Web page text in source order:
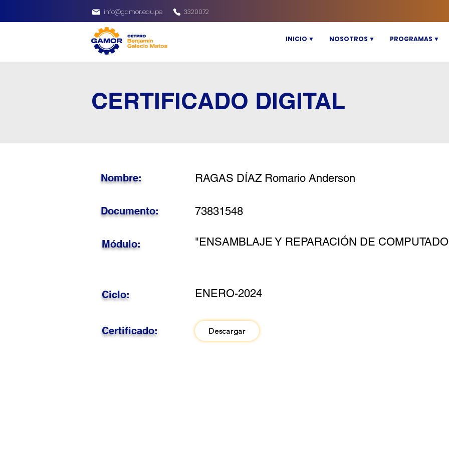
info@gamor.edu.pe 3320072
INICIO ▼ NOSOTROS ▼ PROGRAMAS ▼
CERTIFICADO DIGITAL
RAGAS DÍAZ Romario Anderson
Nombre:
73831548
Documento:
"ENSAMBLAJE Y REPARACIÓN DE
Módulo:
ENERO-2024
Ciclo:
Certificado: Descargar